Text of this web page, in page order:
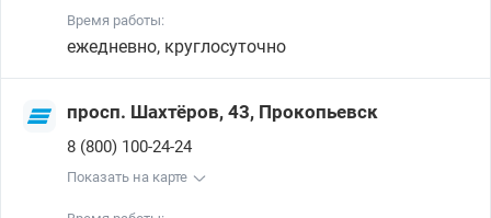
Время работы:
ежедневно, круглосуточно
просп. Шахтёров, 43, Прокопьевск
8 (800) 100-24-24
Показать на карте